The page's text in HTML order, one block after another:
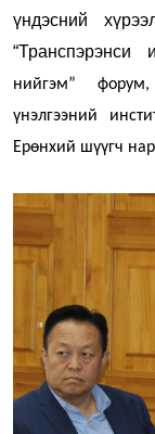
үндэсний
нийгэм”
үнэлгээний
Ерөнхий шүүгч